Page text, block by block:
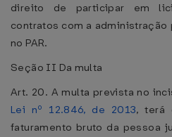
direito de participar em
contratos com a administração
no PAR.
Seção II Da multa
Art. 20. A multa prevista no
Lei nº 12.846, de 2013, terá
faturamento bruto da pessoa